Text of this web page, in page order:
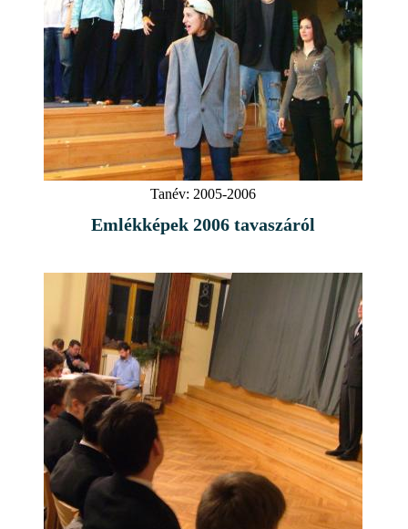
Tanév: 2005-2006
Emlékképek 2006 tavaszáról